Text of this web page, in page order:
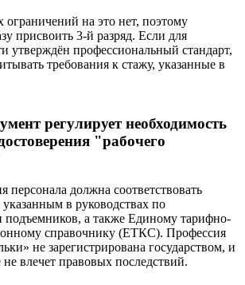
на это нет, поэтому
присвоить 3-й разряд. Если для
утверждён профессиональный стандарт,
требования к стажу, указанные в
регулирует необходимость
"рабочего
персонала должна соответствовать
в руководствах по
подъемников, а также Единому тарифно-
справочнику (ЕТКС). Профессия
не зарегистрирована государством, и
не влечет правовых последствий.